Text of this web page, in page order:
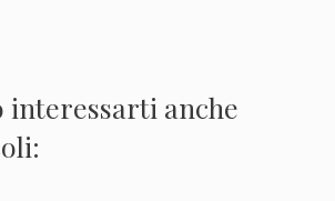
interessarti anche